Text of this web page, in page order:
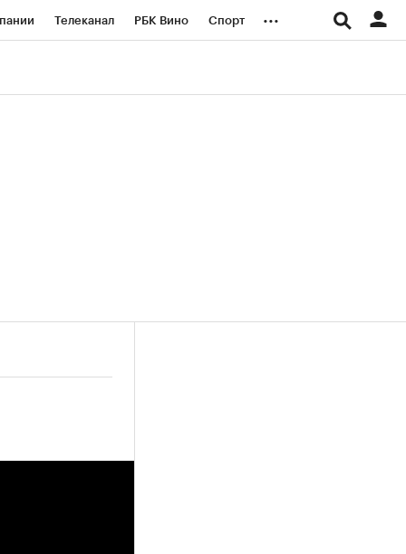
Телеканал РБК Вино Спорт ...